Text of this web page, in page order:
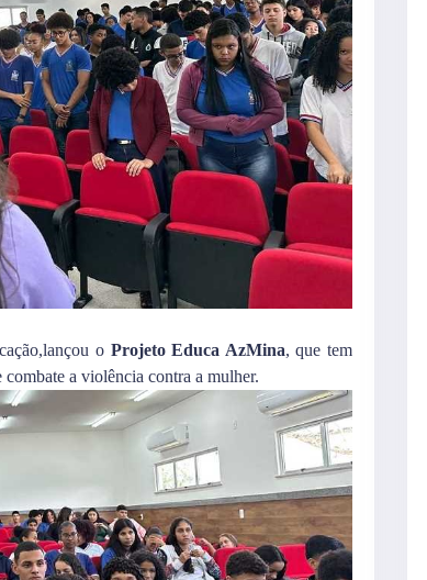
o Projeto Educa AzMina, que tem
a violência contra a mulher.